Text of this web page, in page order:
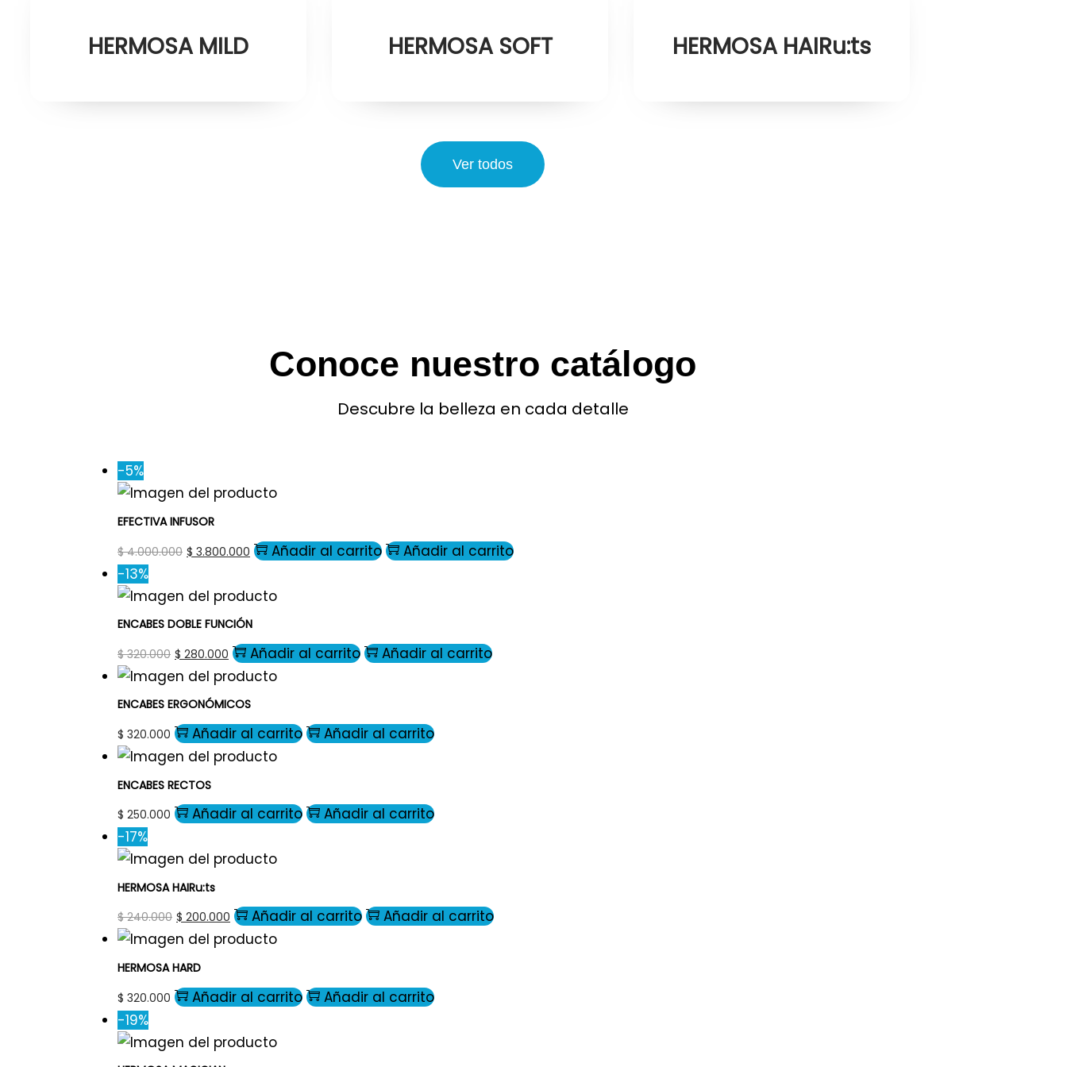
HERMOSA MILD HERMOSA SOFT HERMOSA HAIRu:ts
Ver todos
Conoce nuestro catálogo
Descubre la belleza en cada detalle
-5%
EFECTIVA INFUSOR
$4.000.000 $ 3.800.000 Añadir al carrito
Añadir al carrito
-13%
ENCABES DOBLE FUNCIÓN
$320.000 $ 280.000 Añadir al carrito Añadir al carrito
ENCABES ERGONÓMICOS
$ 320.000 Añadir al carrito Añadir al carrito
ENCABES RECTOS
$ 250.000 Añadir al carrito
Añadir al carrito
-17%
HERMOSA HAIRu:ts
$240.000 $ 200.000 Añadir al carrito Añadir al carrito
HERMOSA HARD
$ 320.000 Añadir al carrito
Añadir al carrito
-19%